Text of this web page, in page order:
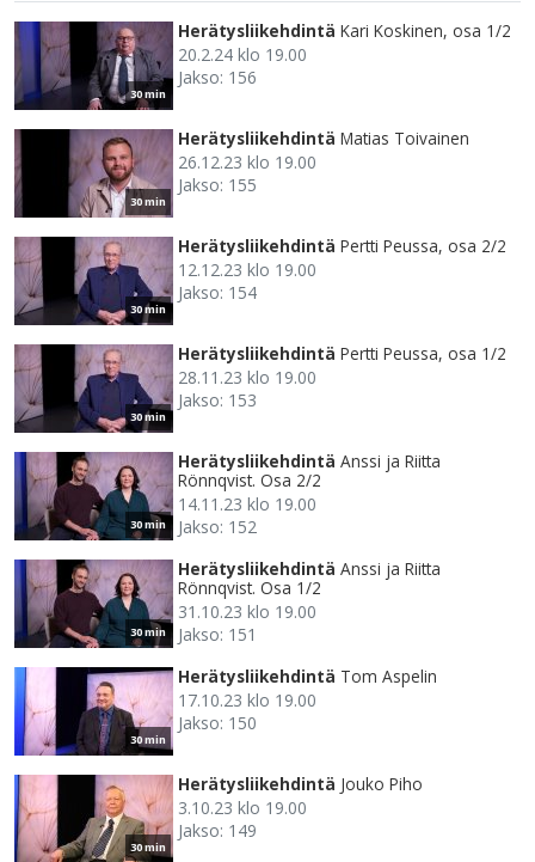
30 min
Herätysliikehdintä Kari Koskinen, osa 1/2
20.2.24 klo 19.00
Jakso: 156
30 min
Herätysliikehdintä Matias Toivainen
26.12.23 klo 19.00
Jakso: 155
30 min
Herätysliikehdintä Pertti Peussa, osa 2/2
12.12.23 klo 19.00
Jakso: 154
30 min
Herätysliikehdintä Pertti Peussa, osa 1/2
28.11.23 klo 19.00
Jakso: 153
30 min
Herätysliikehdintä Anssi ja Riitta
Rönnqvist. Osa 2/2
14.11.23 klo 19.00
Jakso: 152
30 min
Herätysliikehdintä Anssi ja Riitta
Rönnqvist. Osa 1/2
31.10.23 klo 19.00
Jakso: 151
30 min
Herätysliikehdintä Tom Aspelin
17.10.23 klo 19.00
Jakso: 150
30 min
Herätysliikehdintä Jouko Piho
3.10.23 klo 19.00
Jakso: 149